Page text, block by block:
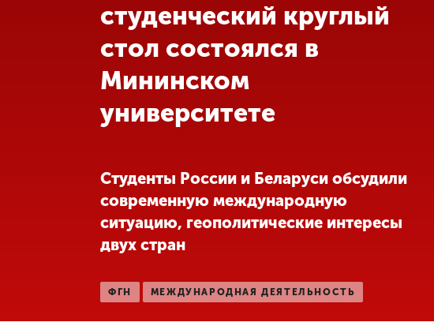
Обучение
Другие виды
деятельности
студенческий круглый
стол состоялся в
Мининском
университете
Студенты России и Беларуси обсудили
современную международную
ситуацию, геополитические интересы
двух стран
ФГН МЕЖДУНАРОДНАЯ ДЕЯТЕЛЬНОСТЬ